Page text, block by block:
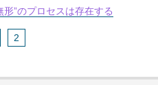
形”のプロセスは存在する
2